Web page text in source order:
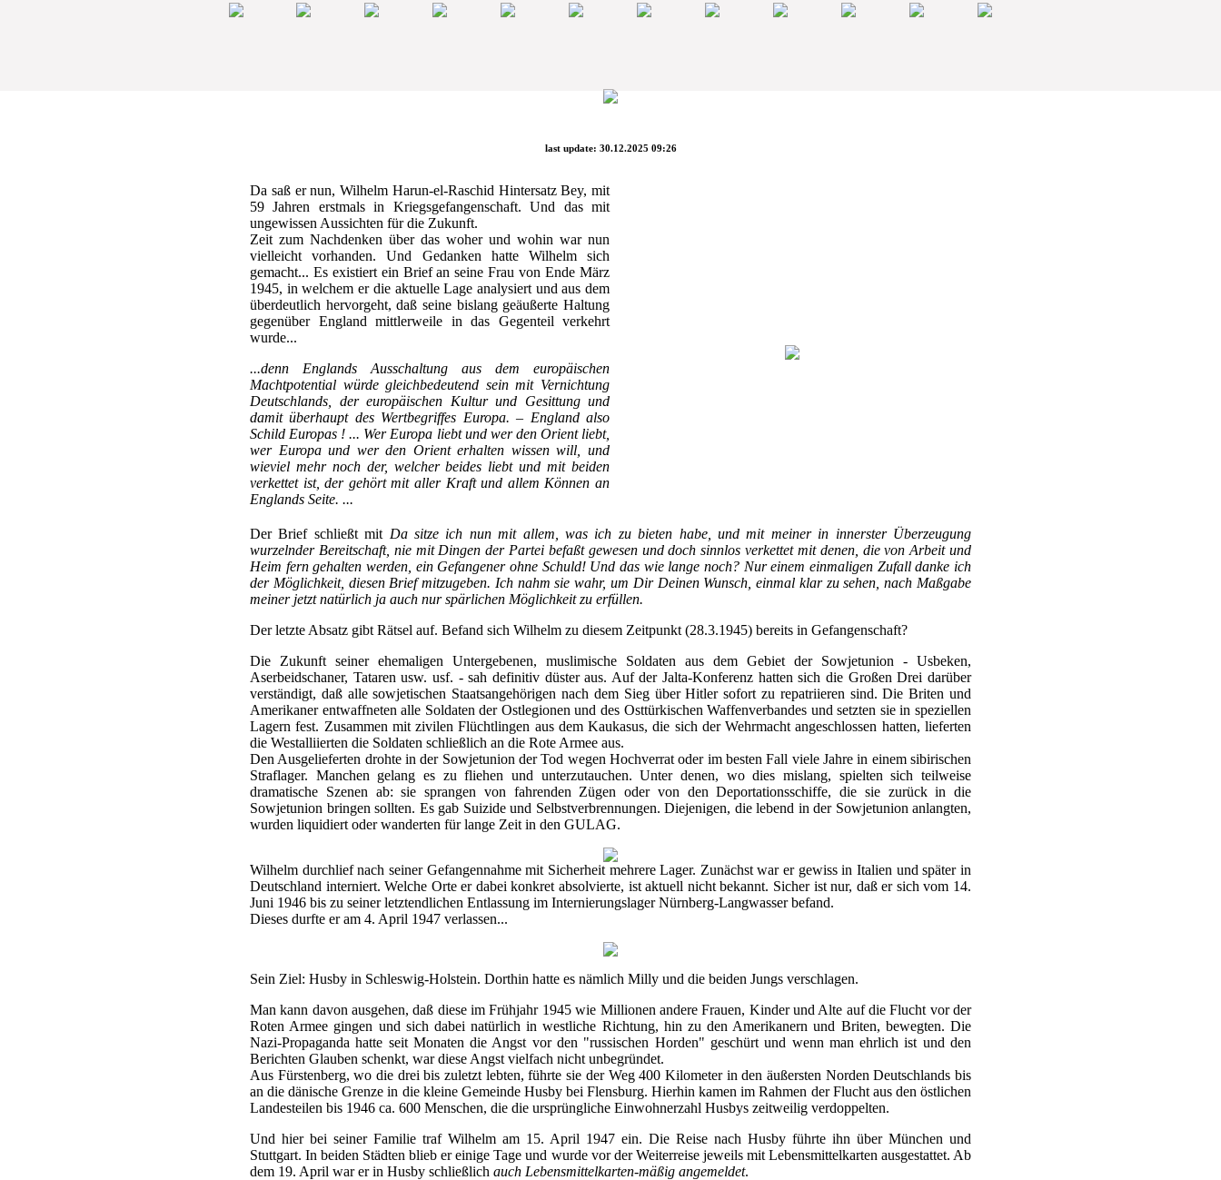
last update: 30.12.2025 09:26
Da saß er nun, Wilhelm Harun-el-Raschid Hintersatz Bey, mit
59 Jahren erstmals in Kriegsgefangenschaft. Und das mit
ungewissen Aussichten für die Zukunft.
Zeit zum Nachdenken über das woher und wohin war nun
vielleicht vorhanden. Und Gedanken hatte Wilhelm sich
gemacht... Es existiert ein Brief an seine Frau von Ende März
1945, in welchem er die aktuelle Lage analysiert und aus dem
überdeutlich hervorgeht, daß seine bislang geäußerte Haltung
gegenüber England mittlerweile in das Gegenteil verkehrt
wurde...
...denn Englands Ausschaltung aus dem europäischen
Machtpotential würde gleichbedeutend sein mit Vernichtung
Deutschlands, der europäischen Kultur und Gesittung und
damit überhaupt des Wertbegriffes Europa. – England also
Schild Europas ! ... Wer Europa liebt und wer den Orient liebt,
wer Europa und wer den Orient erhalten wissen will, und
wieviel mehr noch der, welcher beides liebt und mit beiden
verkettet ist, der gehört mit aller Kraft und allem Können an
Englands Seite. ...
Der Brief schließt mit Da sitze ich nun mit allem, was ich zu bieten habe, und mit meiner in innerster Überzeugung
wurzelnder Bereitschaft, nie mit Dingen der Partei befaßt gewesen und doch sinnlos verkettet mit denen, die von Arbeit und
Heim fern gehalten werden, ein Gefangener ohne Schuld! Und das wie lange noch? Nur einem einmaligen Zufall danke ich
der Möglichkeit, diesen Brief mitzugeben. Ich nahm sie wahr, um Dir Deinen Wunsch, einmal klar zu sehen, nach Maßgabe
meiner jetzt natürlich ja auch nur spärlichen Möglichkeit zu erfüllen.
Der letzte Absatz gibt Rätsel auf. Befand sich Wilhelm zu diesem Zeitpunkt (28.3.1945) bereits in Gefangenschaft?
Die Zukunft seiner ehemaligen Untergebenen, muslimische Soldaten aus dem Gebiet der Sowjetunion - Usbeken,
Aserbeidschaner, Tataren usw. usf. - sah definitiv düster aus. Auf der Jalta-Konferenz hatten sich die Großen Drei darüber
verständigt, daß alle sowjetischen Staatsangehörigen nach dem Sieg über Hitler sofort zu repatriieren sind. Die Briten und
Amerikaner entwaffneten alle Soldaten der Ostlegionen und des Osttürkischen Waffenverbandes und setzten sie in speziellen
Lagern fest. Zusammen mit zivilen Flüchtlingen aus dem Kaukasus, die sich der Wehrmacht angeschlossen hatten, lieferten
die Westalliierten die Soldaten schließlich an die Rote Armee aus.
Den Ausgelieferten drohte in der Sowjetunion der Tod wegen Hochverrat oder im besten Fall viele Jahre in einem sibirischen
Straflager. Manchen gelang es zu fliehen und unterzutauchen. Unter denen, wo dies mislang, spielten sich teilweise
dramatische Szenen ab: sie sprangen von fahrenden Zügen oder von den Deportationsschiffe, die sie zurück in die
Sowjetunion bringen sollten. Es gab Suizide und Selbstverbrennungen. Diejenigen, die lebend in der Sowjetunion anlangten,
wurden liquidiert oder wanderten für lange Zeit in den GULAG.
Wilhelm durchlief nach seiner Gefangennahme mit Sicherheit mehrere Lager. Zunächst war er gewiss in Italien und später in
Deutschland interniert. Welche Orte er dabei konkret absolvierte, ist aktuell nicht bekannt. Sicher ist nur, daß er sich vom 14.
Juni 1946 bis zu seiner letztendlichen Entlassung im Internierungslager Nürnberg-Langwasser befand.
Dieses durfte er am 4. April 1947 verlassen...
Sein Ziel: Husby in Schleswig-Holstein. Dorthin hatte es nämlich Milly und die beiden Jungs verschlagen.
Man kann davon ausgehen, daß diese im Frühjahr 1945 wie Millionen andere Frauen, Kinder und Alte auf die Flucht vor der
Roten Armee gingen und sich dabei natürlich in westliche Richtung, hin zu den Amerikanern und Briten, bewegten. Die
Nazi-Propaganda hatte seit Monaten die Angst vor den "russischen Horden" geschürt und wenn man ehrlich ist und den
Berichten Glauben schenkt, war diese Angst vielfach nicht unbegründet.
Aus Fürstenberg, wo die drei bis zuletzt lebten, führte sie der Weg 400 Kilometer in den äußersten Norden Deutschlands bis
an die dänische Grenze in die kleine Gemeinde Husby bei Flensburg. Hierhin kamen im Rahmen der Flucht aus den östlichen
Landesteilen bis 1946 ca. 600 Menschen, die die ursprüngliche Einwohnerzahl Husbys zeitweilig verdoppelten.
Und hier bei seiner Familie traf Wilhelm am 15. April 1947 ein. Die Reise nach Husby führte ihn über München und
Stuttgart. In beiden Städten blieb er einige Tage und wurde vor der Weiterreise jeweils mit Lebensmittelkarten ausgestattet. Ab
dem 19. April war er in Husby schließlich auch Lebensmittelkarten-mäßig angemeldet.